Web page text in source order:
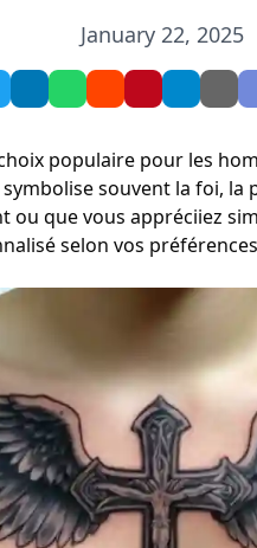
January 22, 2025
populaire pour les
souvent la foi,
ou que vous appréciiez
selon vos